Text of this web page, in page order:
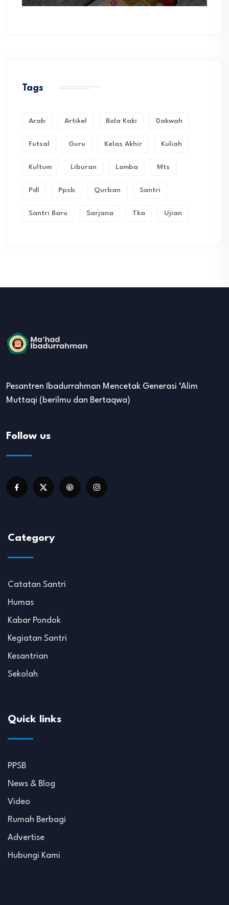
Tags
Arab Artikel Bola Kaki Dakwah
Futsal Guru Kelas Akhir Kuliah
Kultum Liburan Lomba Mts
Pdl Ppsb Qurban Santri
Santri Baru Sarjana Tka Ujian
Pesantren Ibadurrahman Mencetak Generasi ‘Alim
Muttaqi (berilmu dan Bertaqwa)
Follow us
Category
Catatan Santri
Humas
Kabar Pondok
Kegiatan Santri
Kesantrian
Sekolah
Quick links
PPSB
News & Blog
Video
Rumah Berbagi
Advertise
Hubungi Kami